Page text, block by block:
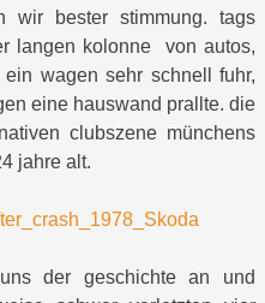
wir bester stimmung. tags
langen kolonne von autos,
wagen sehr schnell fuhr,
eine hauswand prallte. die
clubszene münchens
jahre alt.
der geschichte an und